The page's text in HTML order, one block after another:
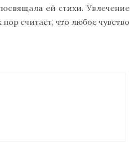
ей стихи. Увлечение
считает, что любое чувство